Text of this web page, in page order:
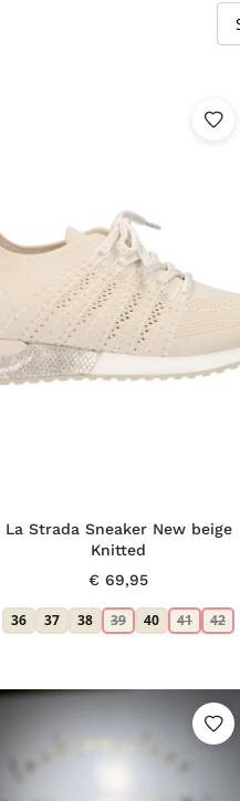
La Strada Sneaker New beige
Knitted
€ 69,95
36 37 38 39 40 41 42